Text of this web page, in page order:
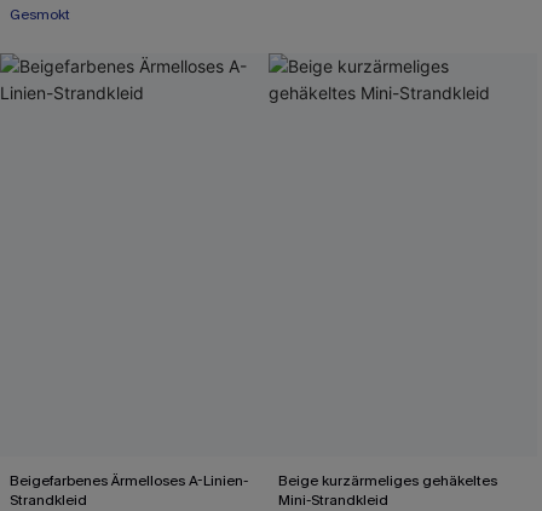
Gesmokt
Beigefarbenes Ärmelloses A-Linien-
Strandkleid
Beige kurzärmeliges gehäkeltes
Mini-Strandkleid